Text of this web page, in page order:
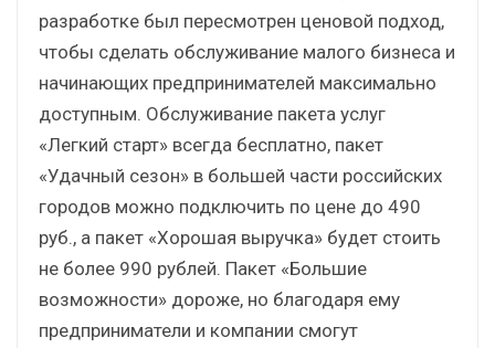
разработке был пересмотрен ценовой подход,
чтобы сделать обслуживание малого бизнеса и
начинающих предпринимателей максимально
доступным. Обслуживание пакета услуг
«Легкий старт» всегда бесплатно, пакет
«Удачный сезон» в большей части российских
городов можно подключить по цене до 490
руб., а пакет «Хорошая выручка» будет стоить
не более 990 рублей. Пакет «Большие
возможности» дороже, но благодаря ему
предприниматели и компании смогут